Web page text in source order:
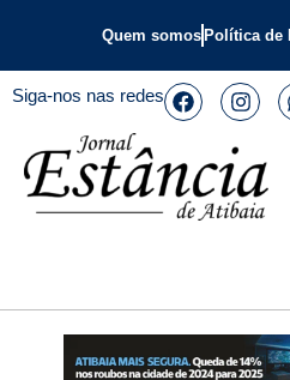
Quem somos Política de
Siga-nos nas redes